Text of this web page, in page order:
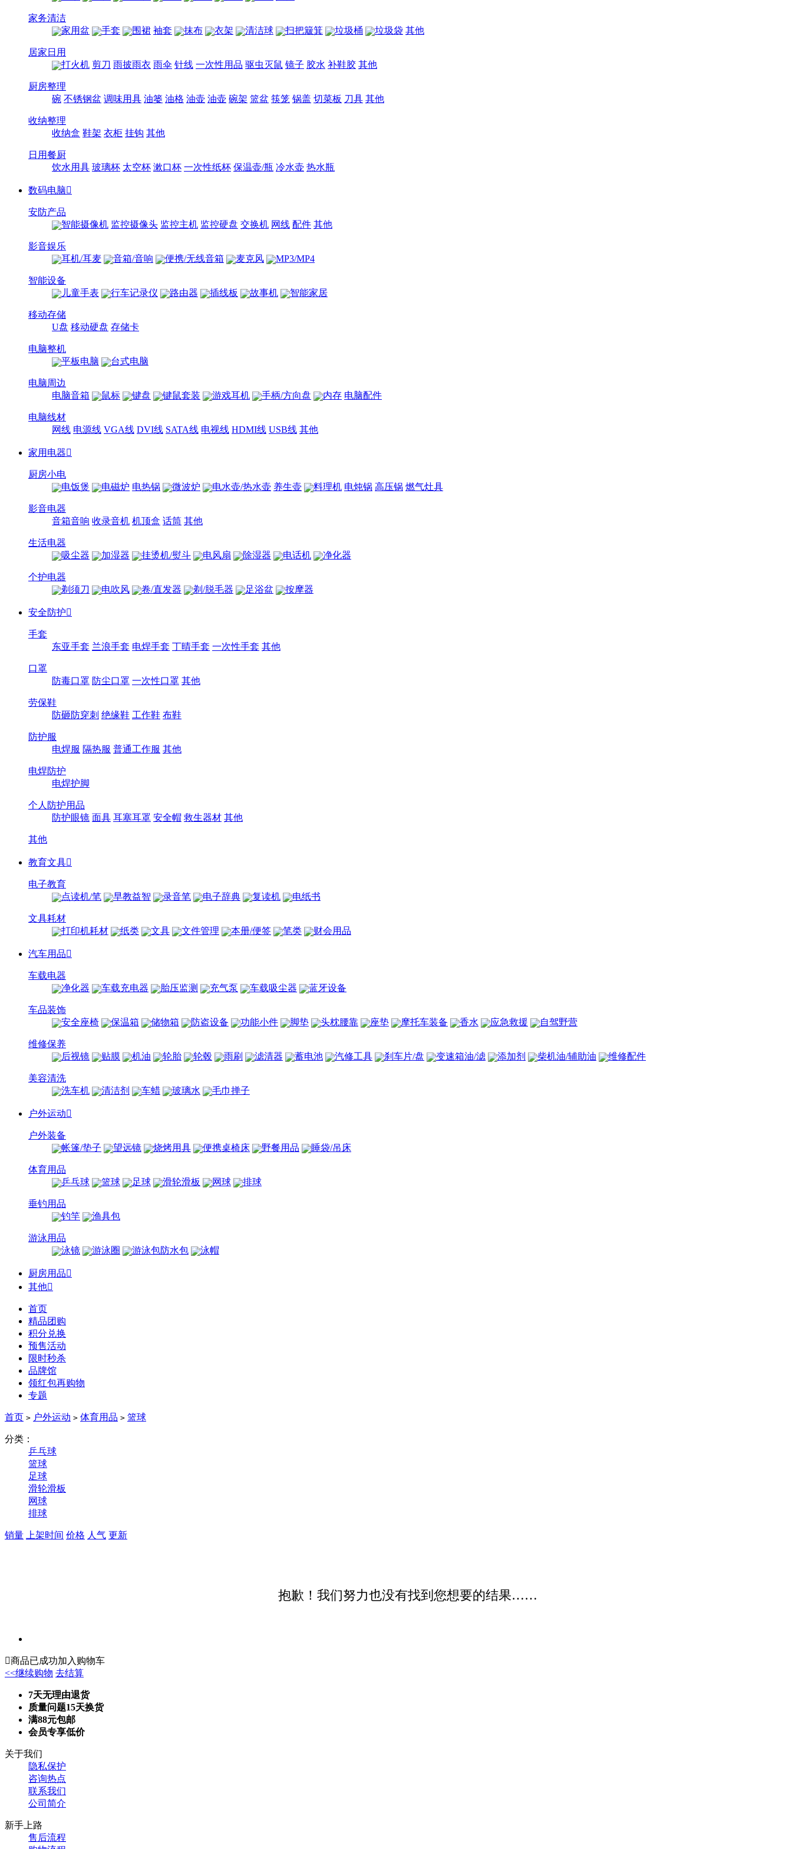
家务清洁
家用盆
手套 围裙 袖套 抹布 衣架 清洁球 扫把簸箕 垃圾桶 垃圾袋 其他
居家日用
打火机 剪刀 雨披雨衣 雨伞 针线 一次性用品 驱虫灭鼠 镜子 胶水 补鞋胶 其他
厨房整理
碗 不锈钢盆 调味用具 油篓 油格 油壶 油壶 碗架 篮盆 筷笼 锅盖 切菜板 刀具 其他
收纳整理
收纳盒 鞋架 衣柜 挂钩 其他
日用餐厨
饮水用具 玻璃杯 太空杯 漱口杯 一次性纸杯 保温壶/瓶 冷水壶 热水瓶
数码电脑
安防产品
智能摄像机 监控摄像头 监控主机 监控硬盘 交换机 网线 配件 其他
影音娱乐
耳机/耳麦
音箱/音响 便携/无线音箱 麦克风 MP3/MP4
智能设备
儿童手表
行车记录仪 路由器 插线板 故事机 智能家居
移动存储
U盘 移动硬盘 存储卡
电脑整机
平板电脑
台式电脑
电脑周边
电脑音箱
鼠标 键盘 键鼠套装 游戏耳机 手柄/方向盘 内存 电脑配件
电脑线材
网线 电源线 VGA线 DVI线 SATA线 电视线 HDMI线 USB线 其他
家用电器
厨房小电
电饭煲
电磁炉 电热锅 微波炉 电水壶/热水壶 养生壶 料理机 电炖锅 高压锅 燃气灶具
影音电器
音箱音响 收录音机 机顶盒 话筒 其他
生活电器
吸尘器
加湿器 挂烫机/熨斗 电风扇 除湿器 电话机 净化器
个护电器
剃须刀
电吹风 卷/直发器 剃/脱毛器 足浴盆 按摩器
安全防护
手套
东亚手套 兰浪手套 电焊手套 丁晴手套 一次性手套 其他
口罩
防毒口罩 防尘口罩 一次性口罩 其他
劳保鞋
防砸防穿刺 绝缘鞋 工作鞋 布鞋
防护服
电焊服 隔热服 普通工作服 其他
电焊防护
电焊护脚
个人防护用品
防护眼镜 面具 耳塞耳罩 安全帽 救生器材 其他
其他
教育文具
电子教育
点读机/笔
早教益智 录音笔 电子辞典 复读机 电纸书
文具耗材
打印机耗材
纸类 文具 文件管理 本册/便签 笔类 财会用品
汽车用品
车载电器
净化器
车载充电器 胎压监测 充气泵 车载吸尘器 蓝牙设备
车品装饰
安全座椅
保温箱 储物箱 防盗设备 功能小件 脚垫 头枕腰靠 座垫 摩托车装备 香水 应急救援 自驾野营
维修保养
后视镜
贴膜 机油 轮胎 轮毂 雨刷 滤清器 蓄电池 汽修工具 刹车片/盘 变速箱油/滤 添加剂 柴机油/辅助油 维修配件
美容清洗
洗车机
清洁剂 车蜡 玻璃水 毛巾掸子
户外运动
户外装备
帐篷/垫子
望远镜 烧烤用具 便携桌椅床 野餐用品 睡袋/吊床
体育用品
乒乓球
篮球 足球 滑轮滑板 网球 排球
垂钓用品
钓竿
渔具包
游泳用品
泳镜
游泳圈 游泳包防水包 泳帽
厨房用品
其他
首页
精品团购
积分兑换
预售活动
限时秒杀
品牌馆
领红包再购物
专题
首页 > 户外运动 > 体育用品 > 篮球
分类：
乒乓球
篮球
足球
滑轮滑板
网球
排球
销量 上架时间 价格 人气 更新
抱歉！我们努力也没有找到您想要的结果……
商品已成功加入购物车
<<继续购物 去结算
7天无理由退货
质量问题15天换货
满88元包邮
会员专享低价
关于我们
隐私保护
咨询热点
联系我们
公司简介
新手上路
售后流程